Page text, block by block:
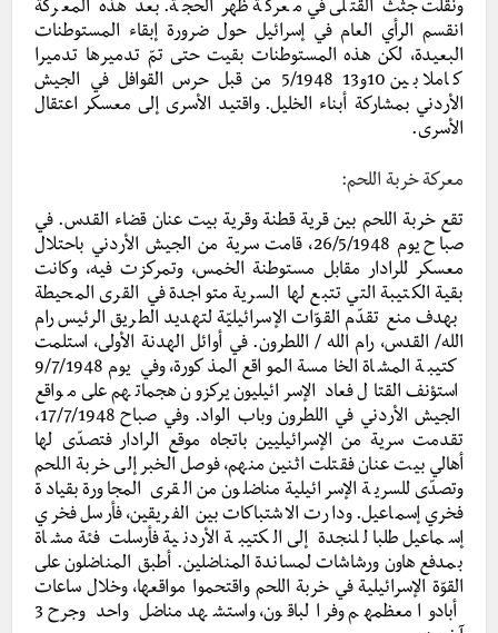
ونقلت جثث القتلى في معركة ظهر الحجة. بعد هذه المعركة
انقسم الرأي العام في إسرائيل حول ضرورة إبقاء المستوطنات
البعيدة، لكن هذه المستوطنات بقيت حتى تمّ تدميرها تدميرا
كاملا بين 10و13 5/1948 من قبل حرس القوافل في الجيش
الأردني بمشاركة أبناء الخليل. واقتيد الأسرى إلى معسكر اعتقال
الأسرى.
معركة خربة اللحم:
تقع خربة اللحم بين قرية قطنة وقرية بيت عنان قضاء القدس. في
صباح يوم 26/5/1948، قامت سرية من الجيش الأردني باحتلال
معسكر للرادار مقابل مستوطنة الخمس، وتمركزت فيه، وكانت
بقية الكتيبة التي تتبع لها السرية متواجدة في القرى المحيطة
بهدف منع تقدّم القوّات الإسرائيليّة لتهديد الطريق الرئيس رام
الله/ القدس، رام الله / اللطرون. في أوائل الهدنة الأولى، استلمت
كتيبة المشاة الخامسة المواقع المذكورة، وفي يوم 9/7/1948
استؤنف القتال فعاد الإسرائيليون يركزون هجماتهم على مواقع
الجيش الأردني في اللطرون وباب الواد. وفي صباح 17/7/1948،
تقدمت سرية من الإسرائيليين باتجاه موقع الرادار فتصدّى لها
أهالي بيت عنان فقتلت اثنين منهم، فوصل الخبر إلى خربة اللحم
وتصدّى للسرية الإسرائيلية مناضلون من القرى المجاورة بقيادة
فخري إسماعيل. ودارت الاشتباكات بين الفريقين، فأرسل فخري
إسماعيل طلبا للنجدة إلى الكتيبة الأردنية فأرسلت فئة مشاة
بمدفع هاون ورشاشات لمساندة المناضلين. أطبق المناضلون على
القوّة الإسرائيلية في خربة اللحم واقتحموا مواقعها، وخلال ساعات
أبادوا معظمهم وفر الباقون، واستشهد مناضل واحد وجرح 3